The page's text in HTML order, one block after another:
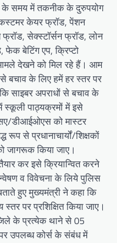
के समय में तकनीक के दुरुपयोग
केयर फ्रॉड, पेंशन
सेक्स्टॉर्सन फ्रॉड, लोन
फेक बेटिंग एप, क्रिप्टो
देखने को मिल रहे हैं। आम
बचाव के लिए हमें हर स्तर पर
साइबर अपराधों से बचाव के
पाठ्यक्रमों में इसे
डीआईओएस को मास्टर
से प्रधानाचार्यों/शिक्षकों
जागरूक किया जाए।
कर इसे क्रियान्वित करने
व विवेचना के लिये पुलिस
हुए मुख्यमंत्री ने कहा कि
पर प्रशिक्षित किया जाए।
जिले के प्रत्येक थाने से 05
पर उपलब्ध कोर्स के संबंध में